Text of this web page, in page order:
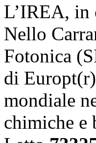
L’IREA, in
Nello
Fotonica
di
mondiale
chimiche e